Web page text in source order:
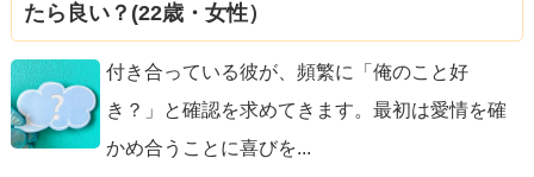
たら良い？(22歳・女性）
付き合っている彼が、頻繁に「俺のこと好
き？」と確認を求めてきます。最初は愛情を確
かめ合うことに喜びを...